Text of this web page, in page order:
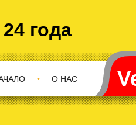
года
О НАС
•